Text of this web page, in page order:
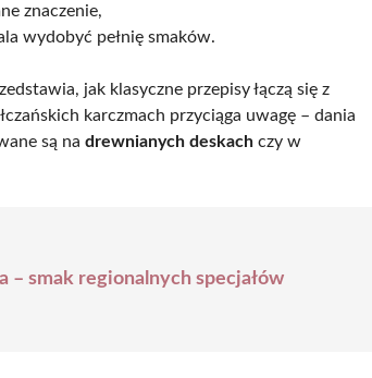
znaczenie,
wydobyć pełnię smaków.
jak klasyczne przepisy łączą się z
karczmach przyciąga uwagę – dania
są na drewnianych deskach czy w
– smak regionalnych specjałów